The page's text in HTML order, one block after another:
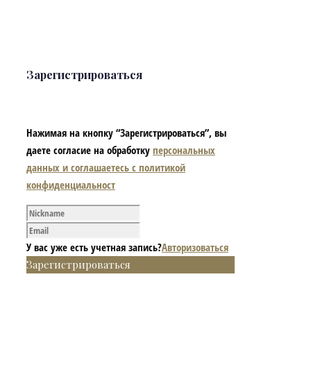
Зарегистрироваться
Нажимая на кнопку “Зарегистрироваться”, вы
даете согласие на обработку персональных
данных и соглашаетесь с политикой
конфиденциальност
У вас уже есть учетная запись?Авторизоваться
Зарегистрироваться